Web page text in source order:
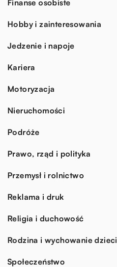
Finanse osobiste
Hobby i zainteresowania
Jedzenie i napoje
Kariera
Motoryzacja
Nieruchomości
Podróże
Prawo, rząd i polityka
Przemysł i rolnictwo
Reklama i druk
Religia i duchowość
Rodzina i wychowanie dzieci
Społeczeństwo